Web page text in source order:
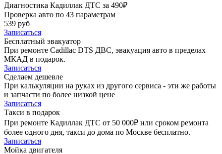
Диагностика Кадиллак ДТС за 490₽
Проверка авто по 43 параметрам
539 руб
Записаться
Бесплатный эвакуатор
При ремонте Cadillac DTS ДВС, эвакуация авто в пределах
МКАД в подарок.
Записаться
Сделаем дешевле
При калькуляции на руках из другого сервиса - эти же работы
и запчасти по более низкой цене
Записаться
Такси в подарок
При ремонте Кадиллак ДТС от 50 000₽ или сроком ремонта
более одного дня, такси до дома по Москве бесплатно.
Записаться
Мойка двигателя